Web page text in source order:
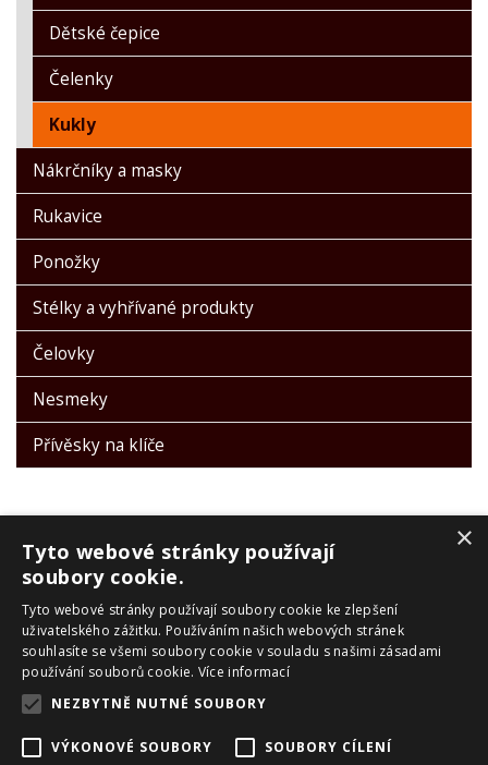
Dětské čepice
Čelenky
Kukly
Nákrčníky a masky
Rukavice
Ponožky
Stélky a vyhřívané produkty
Čelovky
Nesmeky
Přívěsky na klíče
PRO ZÁKAZNÍKY
Obchodní podmínky
Reklamační řád
Zpracování OU
Skialpové pásy Montana
×
Tyto webové stránky používají
soubory cookie.
Tyto webové stránky používají soubory cookie ke zlepšení
uživatelského zážitku. Používáním našich webových stránek
souhlasíte se všemi soubory cookie v souladu s našimi zásadami
používání souborů cookie. Více informací
NEZBYTNĚ NUTNÉ SOUBORY
VÝKONOVÉ SOUBORY SOUBORY CÍLENÍ